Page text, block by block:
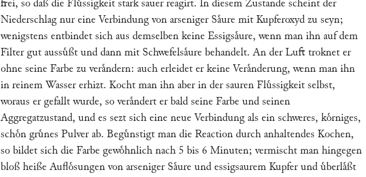
frei, so daß die Fluͤssigkeit stark sauer reagirt. In diesem Zustande scheint der
Niederschlag nur eine Verbindung von arseniger Saͤure mit Kupferoxyd zu seyn;
wenigstens entbindet sich aus demselben keine Essigsaͤure, wenn man ihn auf dem
Filter gut aussuͤßt und dann mit Schwefelsaͤure behandelt. An der Luft troknet er
ohne seine Farbe zu veraͤndern: auch erleidet er keine Veraͤnderung, wenn man ihn
in reinem Wasser erhizt. Kocht man ihn aber in der sauren Fluͤssigkeit selbst,
woraus er gefallt wurde, so veraͤndert er bald seine Farbe und seinen
Aggregatzustand, und es sezt sich eine neue Verbindung als ein schweres, koͤrniges,
schoͤn gruͤnes Pulver ab. Beguͤnstigt man die Reaction durch anhaltendes Kochen,
so bildet sich die Farbe gewoͤhnlich nach 5 bis 6 Minuten; vermischt man hingegen
bloß heiße Aufloͤsungen von arseniger Saͤure und essigsaurem Kupfer und uͤberlaͤßt